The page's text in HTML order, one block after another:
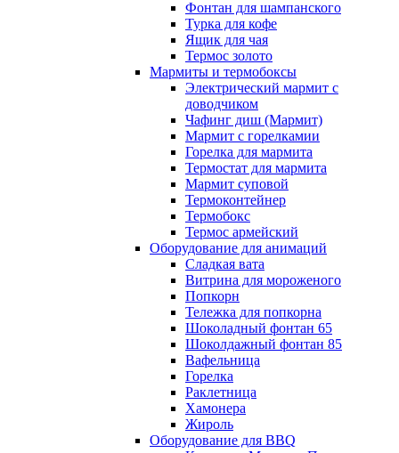
Фонтан для шампанского
Турка для кофе
Ящик для чая
Термос золото
Мармиты и термобоксы
Электрический мармит с
доводчиком
Чафинг диш (Мармит)
Мармит с горелкамии
Горелка для мармита
Термостат для мармита
Мармит суповой
Термоконтейнер
Термобокс
Термос армейский
Оборудование для анимаций
Сладкая вата
Витрина для мороженого
Попкорн
Тележка для попкорна
Шоколадный фонтан 65
Шоколдажный фонтан 85
Вафельница
Горелка
Раклетница
Хамонера
Жироль
Оборудование для BBQ